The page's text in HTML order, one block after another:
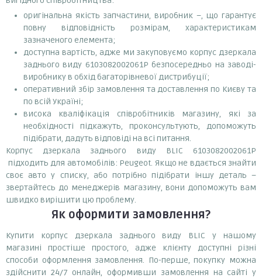
оригінальна якість запчастини, виробник –, що гарантує
повну відповідність розмірам, характеристикам
зазначеного елемента;
доступна вартість, адже ми закуповуємо корпус дзеркала
заднього виду 6103082002061P безпосередньо на заводі-
виробнику в обхід багаторівневої дистрибуції;
оперативний збір замовлення та доставлення по Києву та
по всій Україні;
висока кваліфікація співробітників магазину, які за
необхідності підкажуть, проконсультують, допоможуть
підібрати, дадуть відповіді на всі питання.
Корпус дзеркала заднього виду BLIC 6103082002061P
підходить для автомобілів: Peugeot. Якщо не вдається знайти
своє авто у списку, або потрібно підібрати іншу деталь –
звертайтесь до менеджерів магазину, вони допоможуть вам
швидко вирішити цю проблему.
Як оформити замовлення?
Купити корпус дзеркала заднього виду BLIC у нашому
магазині простіше простого, адже клієнту доступні різні
способи оформлення замовлення. По-перше, покупку можна
здійснити 24/7 онлайн, оформивши замовлення на сайті у